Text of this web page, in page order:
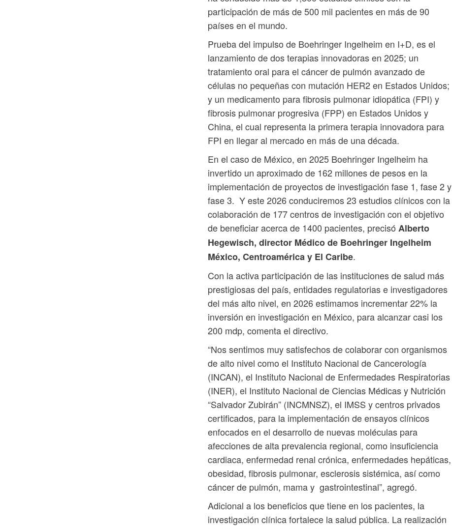
participación de más de 500 mil pacientes en más de 90
países en el mundo.
Prueba del impulso de Boehringer Ingelheim en I+D, es el
lanzamiento de dos terapias innovadoras en 2025; un
tratamiento oral para el cáncer de pulmón avanzado de
células no pequeñas con mutación HER2 en Estados Unidos;
y un medicamento para fibrosis pulmonar idiopática (FPI) y
fibrosis pulmonar progresiva (FPP) en Estados Unidos y
China, el cual representa la primera terapia innovadora para
FPI en llegar al mercado en más de una década.
En el caso de México, en 2025 Boehringer Ingelheim ha
invertido un aproximado de 162 millones de pesos en la
implementación de proyectos de investigación fase 1, fase 2 y
fase 3. Y este 2026 conduciremos 23 estudios clínicos con la
colaboración de 177 centros de investigación con el objetivo
de beneficiar acerca de 1400 pacientes, precisó Alberto
Hegewisch, director Médico de Boehringer Ingelheim
México, Centroamérica y El Caribe.
Con la activa participación de las instituciones de salud más
prestigiosas del país, entidades regulatorias e investigadores
del más alto nivel, en 2026 estimamos incrementar 22% la
inversión en investigación en México, para alcanzar casi los
200 mdp, comenta el directivo.
“Nos sentimos muy satisfechos de colaborar con organismos
de alto nivel como el Instituto Nacional de Cancerología
(INCAN), el Instituto Nacional de Enfermedades Respiratorias
(INER), el Instituto Nacional de Ciencias Médicas y Nutrición
“Salvador Zubirán” (INCMNSZ), el IMSS y centros privados
certificados, para la implementación de ensayos clínicos
enfocados en el desarrollo de nuevas moléculas para
afecciones de alta prevalencia regional, como insuficiencia
cardiaca, enfermedad renal crónica, enfermedades hepáticas,
obesidad, fibrosis pulmonar, esclerosis sistémica, así como
cáncer de pulmón, mama y gastrointestinal”, agregó.
Adicional a los beneficios que tiene en los pacientes, la
investigación clínica fortalece la salud pública. La realización